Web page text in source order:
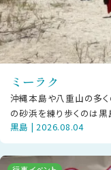
ミーラク
沖縄本島や八重山の多
の砂浜を練り歩くのは
は「ミーラク」と呼び、豊
黒島 | 2026.08.04